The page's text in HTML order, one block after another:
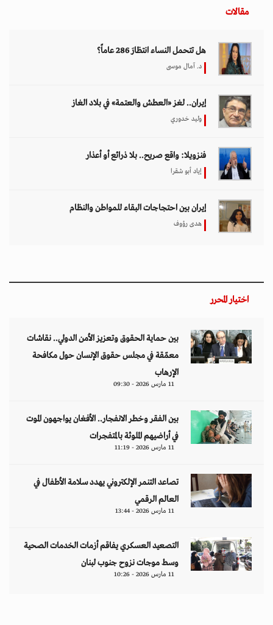
مقالات
هل تتحمل النساء انتظارَ 286 عاماً؟
د. آمال موسى
إيران.. لغز «العطش والعتمة» في بلاد الغاز
وليد خدوري
فنزويلا: واقع صريح.. بلا ذرائع أو أعذار
إياد أبو شقرا
إيران بين احتجاجات البقاء للمواطن والنظام
هدى رؤوف
اختيار المحرر
بين حماية الحقوق وتعزيز الأمن الدولي.. نقاشات
معمّقة في مجلس حقوق الإنسان حول مكافحة
الإرهاب
11 مارس 2026 - 09:30
بين الفقر وخطر الانفجار.. الأفغان يواجهون الموت
في أراضيهم الملوثة بالمتفجرات
11 مارس 2026 - 11:19
تصاعد التنمر الإلكتروني يهدد سلامة الأطفال في
العالم الرقمي
11 مارس 2026 - 13:44
التصعيد العسكري يفاقم أزمات الخدمات الصحية
وسط موجات نزوح جنوب لبنان
11 مارس 2026 - 10:26